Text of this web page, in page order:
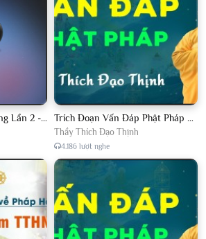
Giảng Giải Kinh Địa Tạng Lần 2 - Thầy Thích Đạo Thịnh - Diệu Pháp Khai Tâm Trích Đoạn Vấn Đáp Phật Pháp 2022
Thầy Thích Đạo Thịnh
4.186 lượt nghe